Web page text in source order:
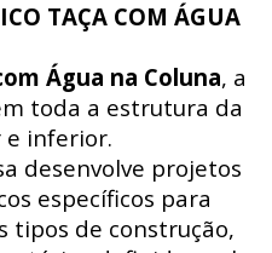
TAÇA COM ÁGUA
Água na Coluna, a
toda a estrutura da
e inferior.
desenvolve projetos
específicos para
tipos de construção,